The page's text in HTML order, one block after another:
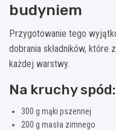
budyniem
Przygotowanie tego
dobrania składników, które
każdej warstwy.
Na kruchy spód:
300 g mąki pszennej
200 g masła zimnego